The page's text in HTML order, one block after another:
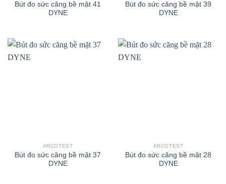
Bút đo sức căng bề mặt 41
DYNE
Bút đo sức căng bề mặt 39
DYNE
ARCOTEST
Bút đo sức căng bề mặt 37
DYNE
ARCOTEST
Bút đo sức căng bề mặt 28
DYNE